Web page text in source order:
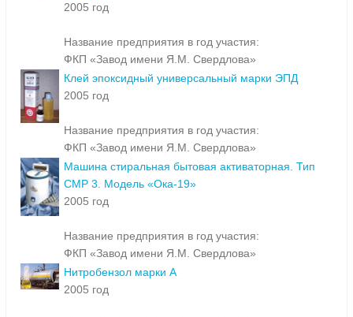
2005 год
Название предприятия в год участия:
ФКП «Завод имени Я.М. Свердлова»
Клей эпоксидный универсальный марки ЭПД
2005 год
Название предприятия в год участия:
ФКП «Завод имени Я.М. Свердлова»
Машина стиральная бытовая активаторная. Тип
СМР 3. Модель «Ока-19»
2005 год
Название предприятия в год участия:
ФКП «Завод имени Я.М. Свердлова»
Нитробензол марки А
2005 год